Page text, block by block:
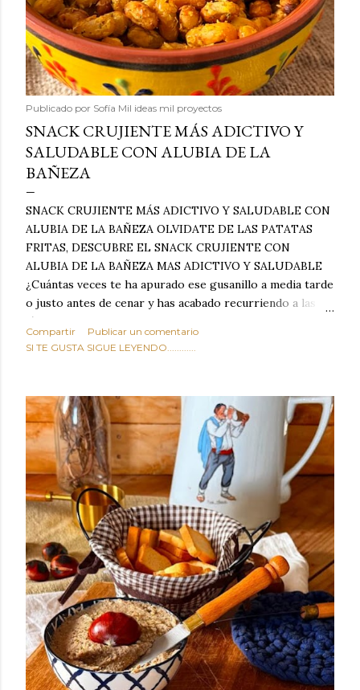
Publicado por Sofía Mil ideas mil proyectos
SNACK CRUJIENTE MÁS ADICTIVO Y
SALUDABLE CON ALUBIA DE LA
BAÑEZA
SNACK CRUJIENTE MÁS ADICTIVO Y SALUDABLE CON
ALUBIA DE LA BAÑEZA OLVIDATE DE LAS PATATAS
FRITAS, DESCUBRE EL SNACK CRUJIENTE CON
ALUBIA DE LA BAÑEZA MAS ADICTIVO Y SALUDABLE
¿Cuántas veces te ha apurado ese gusanillo a media tarde
o justo antes de cenar y has acabado recurriendo a las
típicas patatas de bolsa, frutos secos fritos o snacks
ultraprocesados llenos de grasas saturadas y sodio?
sabroso, con ese toque tostado y crujiente que tanto nos
satisface. Estas alubias crujientes al horno van a cambiar
por completo tu forma de ver las legumbres. Olvídate de
asociar las alubias únicamente a los guisos tradicionales y
copiosos de invierno. Con esta receta simple pero
revolucionaria, transformaremos un ingrediente tan
humilde como la alubia de La Bañeza en un snack ligero,
dorado, cargado de proteína y 100% natural. Es el
sustituto perfecto a los frutos se...
Compartir
Publicar un comentario
SI TE GUSTA SIGUE LEYENDO............